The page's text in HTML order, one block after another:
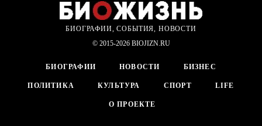
БИОГРАФИИ, СОБЫТИЯ, НОВОСТИ
© 2015-2026 BIOJIZN.RU
БИОГРАФИИ НОВОСТИ БИЗНЕС
ПОЛИТИКА КУЛЬТУРА СПОРТ LIFE
О ПРОЕКТЕ